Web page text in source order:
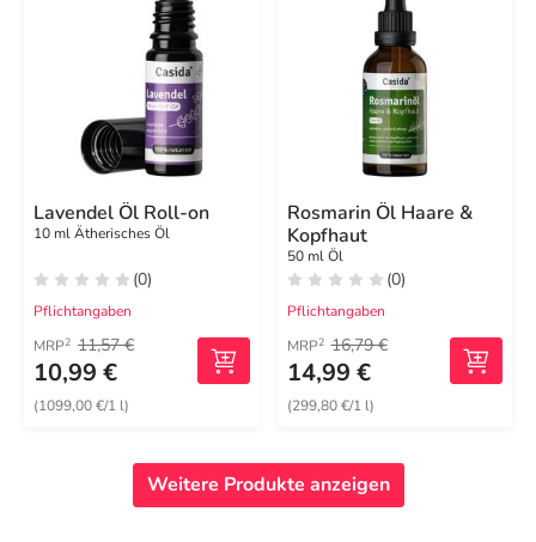
Lavendel Öl Roll-on
10 ml Ätherisches Öl
(0)
Pflichtangaben
MRP2 11,57 €
10,99 €
(1099,00 €/1 l)
Rosmarin Öl Haare &
Kopfhaut
50 ml Öl
(0)
Pflichtangaben
MRP2 16,79 €
14,99 €
(299,80 €/1 l)
Weitere Produkte anzeigen